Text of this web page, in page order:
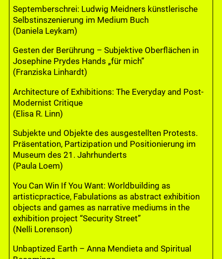
Septemberschrei: Ludwig Meidners künstlerische
Selbstinszenierung im Medium Buch
(Daniela Leykam)
Gesten der Berührung – Subjektive Oberflächen in
Josephine Prydes Hands „für mich”
(Franziska Linhardt)
Architecture of Exhibitions: The Everyday and Post-
Modernist Critique
(Elisa R. Linn)
Subjekte und Objekte des ausgestellten Protests.
Präsentation, Partizipation und Positionierung im
Museum des 21. Jahrhunderts
(Paula Loem)
You Can Win If You Want: Worldbuilding as
artisticpractice, Fabulations as abstract exhibition
objects and games as narrative mediums in the
exhibition project “Security Street”
(Nelli Lorenson)
Unbaptized Earth – Anna Mendieta and Spiritual